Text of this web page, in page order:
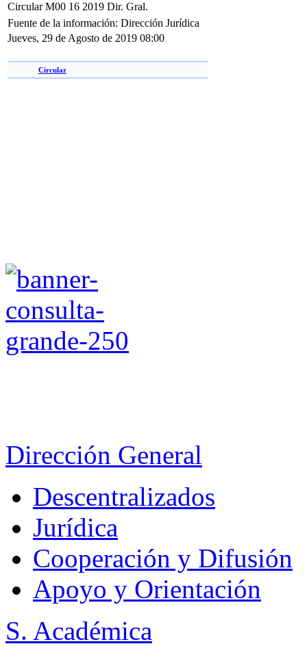
Circular M00 16 2019 Dir. Gral.
Fuente de la información: Dirección Jurídica
Jueves, 29 de Agosto de 2019 08:00
Circular
Dirección General
Descentralizados
Jurídica
Cooperación y Difusión
Apoyo y Orientación
S. Académica